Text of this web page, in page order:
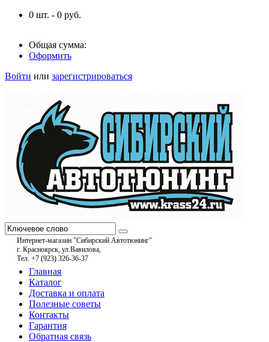
0 шт. - 0 руб.
Общая сумма:
Оформить
Войти или зарегистрироваться
Интернет-магазин "Сибирский Автотюнинг"
г. Красноярск, ул.Вавилова,
Тел. +7 (923) 326-36-37
Главная
Каталог
Доставка и оплата
Полезные советы
Контакты
Гарантия
Обратная связь